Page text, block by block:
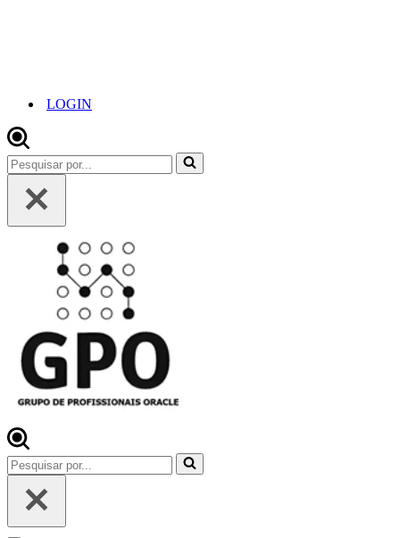
LOGIN
Pesquisar
por...
Pesquisar
por...